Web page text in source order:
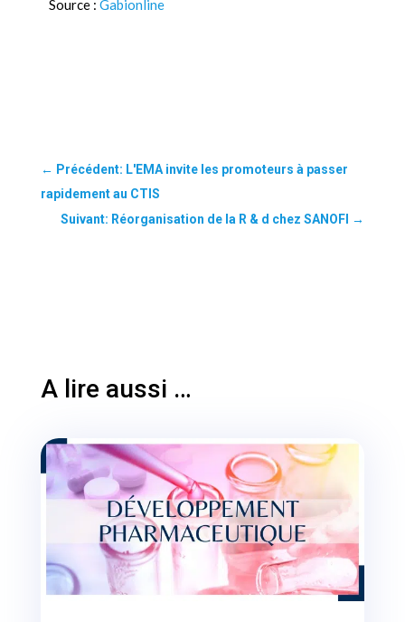
Source : Gabionline
← Précédent: L'EMA invite les promoteurs à passer
rapidement au CTIS
Suivant: Réorganisation de la R & d chez SANOFI →
A lire aussi …